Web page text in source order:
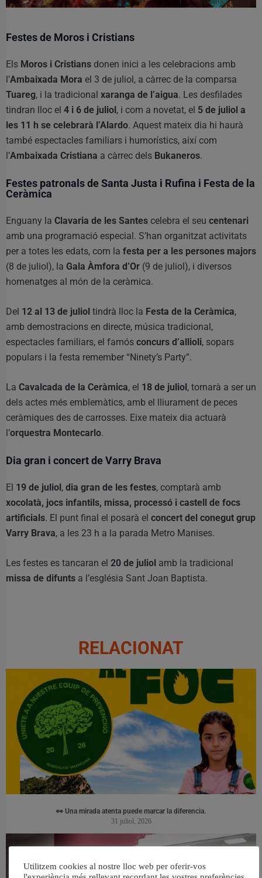
Festes de Moros i Cristians
Els Moros i Cristians donen inici a les celebracions amb
l’Ambaixada Mora el 3 de juliol, a càrrec de la comparsa
Tuareg, i la tradicional xaranga de l’aigua. Les desfilades
tindran lloc el 4 i 6 de juliol, i com a novetat, el 5 de juliol a
les 11 h se celebrarà l’Alardo. Aquest mateix dia hi haurà
també espectacles familiars i humorístics, així com
l’Ambaixada Cristiana a càrrec dels Bukaneros.
Festes patronals de Santa Justa i Rufina i Festa de la
Ceràmica
Enguany la Clavaria de les Santes celebra el seu centenari
amb una programació especial. S’han organitzat activitats
per a totes les edats, com la festa per a les persones majors
(8 de juliol), la Gala Àmfora d’Or (9 de juliol), i diversos
homenatges al món de la ceràmica.
Del 12 al 13 de juliol tindrà lloc la Festa de la Ceràmica,
amb demostracions en directe, música tradicional,
espectacles familiars, el famós concurs d’allioli, sopars
populars i la festa remember “Ninety’s Party”.
La Cavalcada de la Ceràmica, el 18 de juliol, tornarà a ser un
dels actes més emblemàtics, amb el lliurament de peces
ceràmiques des de carrosses. Eixe mateix dia actuarà
l’orquestra Montecarlo.
Dia gran i concert de Varry Brava
El 19 de juliol, dia gran de les festes, comptarà amb
xocolatà, jocs infantils, missa, processó i castell de focs
artificials. El punt final el posarà el concert del conegut grup
Varry Brava, a les 23 h a la parada Metro Manises.
Les festes es tancaran el 20 de juliol amb la tradicional
missa de difunts a l’església Sant Joan Baptista.
RELACIONAT
👀 Una mirada atenta puede marcar la diferencia.
31 juliol, 2026
Utilitzem cookies al nostre lloc web per oferir-vos